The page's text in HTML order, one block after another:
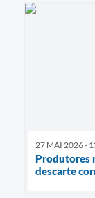
27 MAI 2026 -
Produtores
descarte